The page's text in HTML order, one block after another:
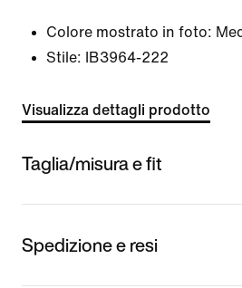
Colore mostrato in foto:
Stile:
IB3964-222
Visualizza dettagli prodotto
Taglia/misura e fit
Spedizione e resi